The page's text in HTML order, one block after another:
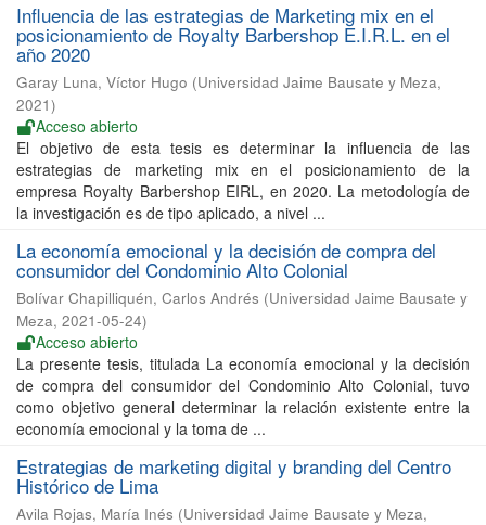
Influencia de las estrategias de Marketing mix en el
posicionamiento de Royalty Barbershop E.I.R.L. en el
año 2020
Garay Luna, Víctor Hugo (Universidad Jaime Bausate y Meza,
2021)
Acceso abierto
El objetivo de esta tesis es determinar la influencia de las
estrategias de marketing mix en el posicionamiento de la
empresa Royalty Barbershop EIRL, en 2020. La metodología de
la investigación es de tipo aplicado, a nivel ...
La economía emocional y la decisión de compra del
consumidor del Condominio Alto Colonial
Bolívar Chapilliquén, Carlos Andrés (Universidad Jaime Bausate y
Meza, 2021-05-24)
Acceso abierto
La presente tesis, titulada La economía emocional y la decisión
de compra del consumidor del Condominio Alto Colonial, tuvo
como objetivo general determinar la relación existente entre la
economía emocional y la toma de ...
Estrategias de marketing digital y branding del Centro
Histórico de Lima
Avila Rojas, María Inés (Universidad Jaime Bausate y Meza,